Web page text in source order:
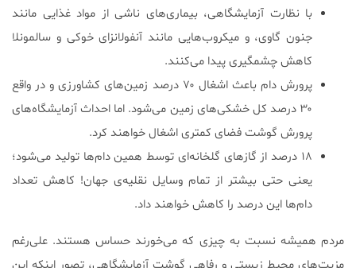
با نظارت آزمایشگاهی، بیماری‌های ناشی از مواد غذایی مانند
جنون گاوی، و میکروب‌هایی مانند آنفولانزای خوکی و سالمونلا
کاهش چشمگیری پیدا می‌کنند.
پرورش دام باعث اشغال ۷۰ درصد زمین‌های کشاورزی و در واقع
۳۰ درصد کل خشکی‌های زمین می‌شود. اما احداث آزمایشگاه‌های
پرورش گوشت فضای کمتری اشغال خواهند کرد.
۱۸ درصد از گازهای گلخانه‌ای توسط همین دام‌ها تولید می‌شود؛
یعنی حتی بیشتر از تمام وسایل نقلیه‌ی جهان! کاهش تعداد
دام‌ها این درصد را کاهش خواهند داد.
مردم همیشه نسبت به چیزی که می‌خورند حساس هستند. علی‌رغم